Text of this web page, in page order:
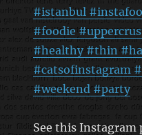
#istanbul
#foodie
#healthy #thin
#catsofinstagram
#weekend #party
See this